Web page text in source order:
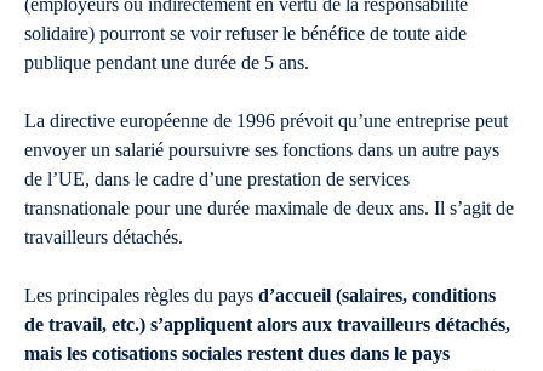
(employeurs ou indirectement en vertu de la responsabilité
solidaire) pourront se voir refuser le bénéfice de toute aide
publique pendant une durée de 5 ans.
La directive européenne de 1996 prévoit qu’une entreprise peut
envoyer un salarié poursuivre ses fonctions dans un autre pays
de l’UE, dans le cadre d’une prestation de services
transnationale pour une durée maximale de deux ans. Il s’agit de
travailleurs détachés.
Les principales règles du pays d’accueil (salaires, conditions
de travail, etc.) s’appliquent alors aux travailleurs détachés,
mais les cotisations sociales restent dues dans le pays